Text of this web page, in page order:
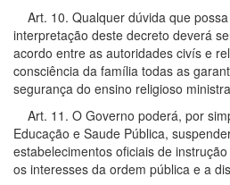
Art. 10. Qualquer dúvida que
interpretação deste decreto deverá
acordo entre as autoridades civís e
consciência da família todas as
segurança do ensino religioso
Art. 11. O Governo poderá, por
Educação e Saude Pública,
estabelecimentos oficiais de
os interesses da ordem pública e a